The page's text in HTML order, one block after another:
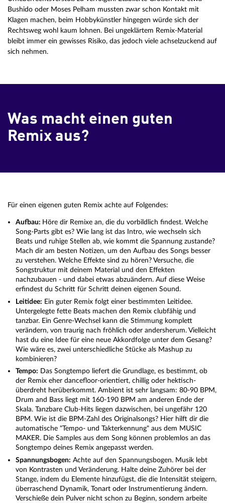
Bushido oder Moses Pelham mussten zwar schon Kontakt mit
Klagen machen, beim Hobbykünstler hingegen würde sich der
Rechtsweg wohl kaum lohnen. Bei ungeklärtem Remix-Material
bleibt immer ein gewisses Risiko, das jedoch viele achselzuckend auf
sich nehmen.
Was macht einen guten
Remix aus?
Für einen eigenen guten Remix achte auf Folgendes:
Aufbau: Höre dir Remixe an, die du vorbildlich findest. Welche
Song-Parts gibt es? Wie lang ist das Intro, wie wechseln sich
Beats und ruhige Stellen ab, wie kommt die Spannung zustande?
Mach dir am besten Notizen, um den Aufbau des Songs besser
zu verstehen. Welche Effekte sind zu hören? Versuche, die
Songstruktur mit deinem Material und den Effekten
nachzubauen - und dabei etwas abzuändern. Auf diese Weise
erfindest du Schritt für Schritt deinen eigenen Sound.
Leitidee: Ein guter Remix folgt einer bestimmten Leitidee.
Untergelegte fette Beats machen den Remix clubfähig und
tanzbar. Ein Genre-Wechsel kann die Stimmung komplett
verändern, von traurig nach fröhlich oder andersherum. Vielleicht
hast du eine Idee für eine neue Akkordfolge unter dem Gesang?
Wie wäre es, zwei unterschiedliche Stücke als Mashup zu
kombinieren?
Tempo: Das Songtempo liefert die Grundlage, es bestimmt, ob
der Remix eher dancefloor-orientiert, chillig oder hektisch-
überdreht herüberkommt. Ambient ist sehr langsam: 80-90 BPM,
Drum and Bass liegt mit 160-190 BPM am anderen Ende der
Skala. Tanzbare Club-Hits liegen dazwischen, bei ungefähr 120
BPM. Wie ist die BPM-Zahl des Originalsongs? Hier hilft dir die
automatische "Tempo- und Takterkennung" aus dem MUSIC
MAKER. Die Samples aus dem Song können problemlos an das
Songtempo deines Remix angepasst werden.
Spannungsbogen: Achte auf den Spannungsbogen. Musik lebt
von Kontrasten und Veränderung. Halte deine Zuhörer bei der
Stange, indem du Elemente hinzufügst, die die Intensität steigern,
überraschend Dynamik, Tonart oder Instrumentierung ändern.
Verschieße dein Pulver nicht schon zu Beginn, sondern arbeite